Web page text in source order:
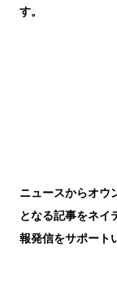
す。
ニュースからオウ
となる記事をネイ
報発信をサポート